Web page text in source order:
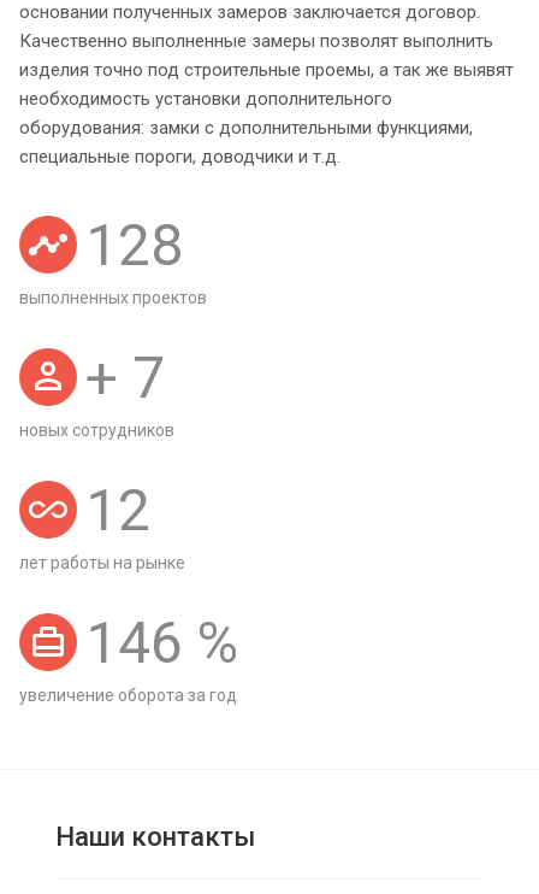
основании полученных замеров заключается договор.
Качественно выполненные замеры позволят выполнить
изделия точно под строительные проемы, а так же выявят
необходимость установки дополнительного
оборудования: замки с дополнительными функциями,
специальные пороги, доводчики и т.д.
128
выполненных проектов
+ 7
новых сотрудников
12
лет работы на рынке
146 %
увеличение оборота за год
Наши контакты